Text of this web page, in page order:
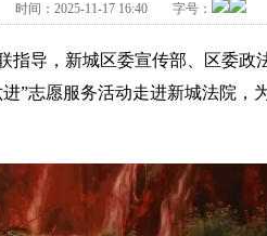
时间： 2025-11-17 16:40 字号：
导，新城区委宣传部、区委政
”志愿服务活动走进新城法院，